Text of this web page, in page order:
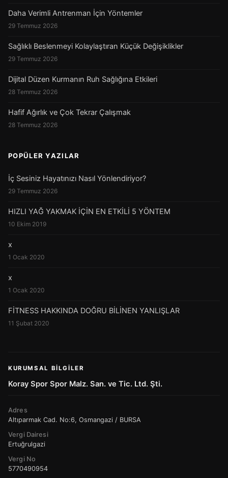
Daha Verimli Antrenman İçin Yöntemler
29 Temmuz 2026
Sağlıklı Beslenmeyi Kolaylaştıran Küçük Değişiklikler
29 Temmuz 2026
Dijital Düzen Kurmanın Ruh Sağlığına Etkileri
28 Temmuz 2026
Hafif Ağırlık ve Çok Tekrar Çalışmak
28 Temmuz 2026
POPÜLER YAZILAR
İç Sesiniz Hayatınızı Nasıl Yönlendiriyor?
29 Temmuz 2026
HIZLI YAĞ YAKMAK İÇİN EN ETKİLİ 5 YÖNTEM
10 Ekim 2019
x
1 Ocak 2020
x
1 Ocak 2020
FİTNESS HAKKINDA DOĞRU BİLİNEN YANLIŞLAR
11 Şubat 2020
KURUMSAL BILGILER
Koray Spor Spor Malz. San. ve Tic. Ltd. Şti.
Adres
Altıparmak Cad. No:6, Osmangazi / BURSA
Vergi Dairesi
Ertuğrulgazi
Vergi No
5770490954